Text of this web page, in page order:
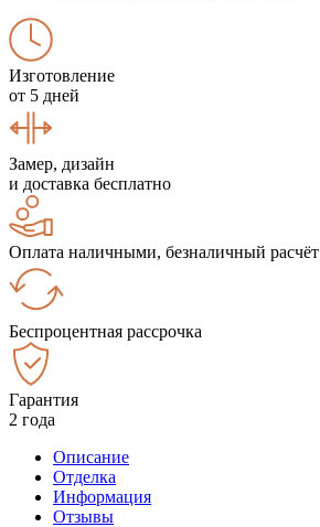
Изготовление
от 5 дней
Замер, дизайн
и доставка бесплатно
Оплата наличными, безналичный расчёт
Беспроцентная рассрочка
Гарантия
2 года
Описание
Отделка
Информация
Отзывы